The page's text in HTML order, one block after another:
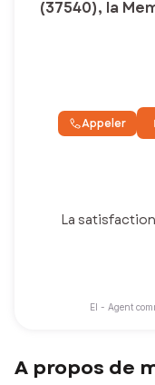
(37540), la
Appeler
La
EI - Agent
A propos de